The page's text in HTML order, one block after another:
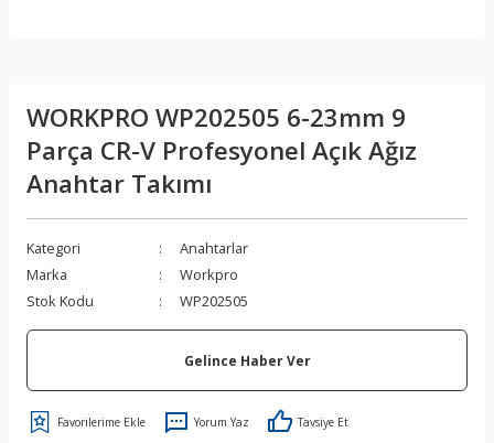
WORKPRO WP202505 6-23mm 9
Parça CR-V Profesyonel Açık Ağız
Anahtar Takımı
Kategori
Anahtarlar
Marka
Workpro
Stok Kodu
WP202505
Gelince Haber Ver
Yorum Yaz Tavsiye Et